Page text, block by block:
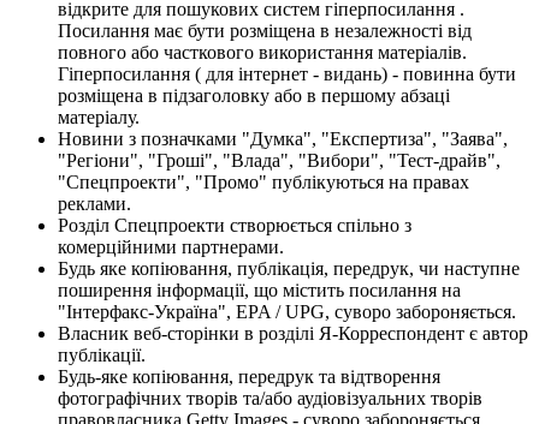
відкрите для пошукових систем гіперпосилання .
Посилання має бути розміщена в незалежності від
повного або часткового використання матеріалів.
Гіперпосилання ( для інтернет - видань) - повинна бути
розміщена в підзаголовку або в першому абзаці
матеріалу.
Новини з позначками "Думка", "Експертиза", "Заява",
"Регіони", "Гроші", "Влада", "Вибори", "Тест-драйв",
"Спецпроекти", "Промо" публікуються на правах
реклами.
Розділ Спецпроекти створюється спільно з
комерційними партнерами.
Будь яке копіювання, публікація, передрук, чи наступне
поширення інформації, що містить посилання на
"Інтерфакс-Україна", EPA / UPG, суворо забороняється.
Власник веб-сторінки в розділі Я-Корреспондент є автор
публікації.
Будь-яке копіювання, передрук та відтворення
фотографічних творів та/або аудіовізуальних творів
правовласника Getty Images - суворо забороняється.